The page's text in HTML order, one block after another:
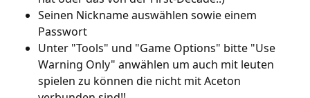
Seinen Nickname auswählen sowie einem
Passwort
Unter "Tools" und "Game Options" bitte "Use
Warning Only" anwählen um auch mit leuten
spielen zu können die nicht mit Aceton